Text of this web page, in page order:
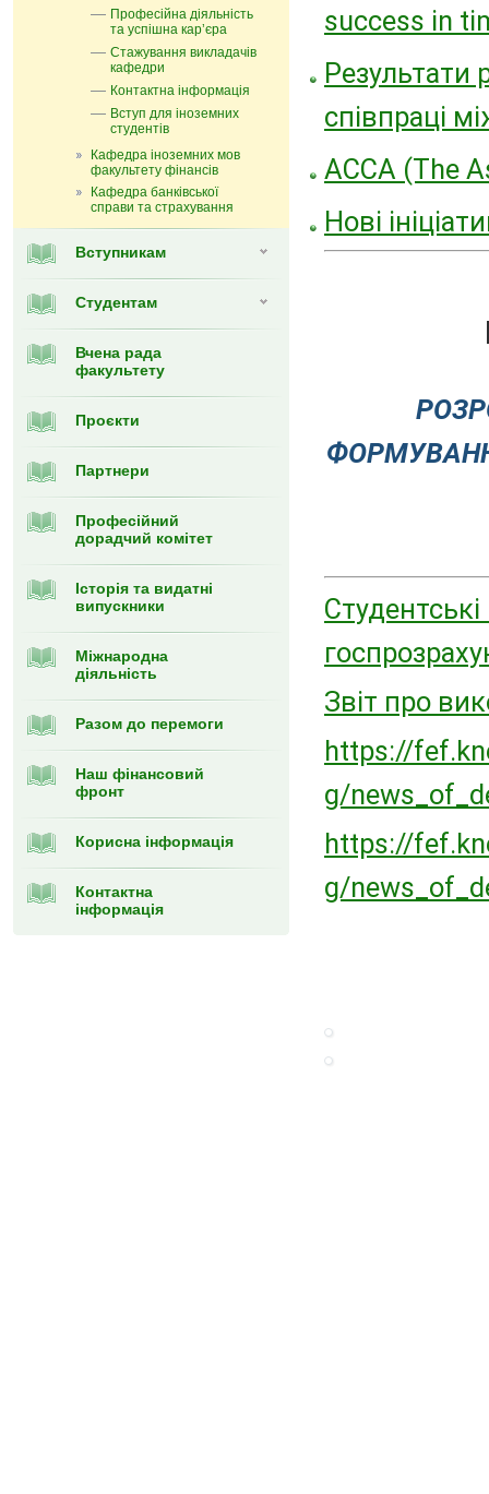
Професійна діяльність
та успішна карʼєра
Стажування викладачів
кафедри
Контактна інформація
Вступ для іноземних
студентів
Кафедра іноземних мов
факультету фінансів
Кафедра банківської
справи та страхування
Вступникам
Студентам
Вчена рада
факультету
Проєкти
Партнери
Професійний
дорадчий комітет
Історія та видатні
випускники
Міжнародна
діяльність
Разом до перемоги
Наш фінансовий
фронт
Корисна інформація
Контактна
інформація
success in
Результати
співпраці
ACCA (The
Нові
Звіт про
https://
g/
https://
g/